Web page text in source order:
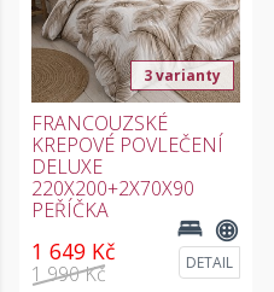
3 varianty
FRANCOUZSKÉ
KREPOVÉ POVLEČENÍ
DELUXE
220X200+2X70X90
PEŘÍČKA
1 649 Kč
1 990 Kč DETAIL